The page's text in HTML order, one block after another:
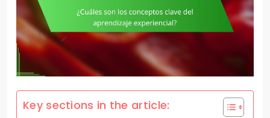
Key sections in the article: